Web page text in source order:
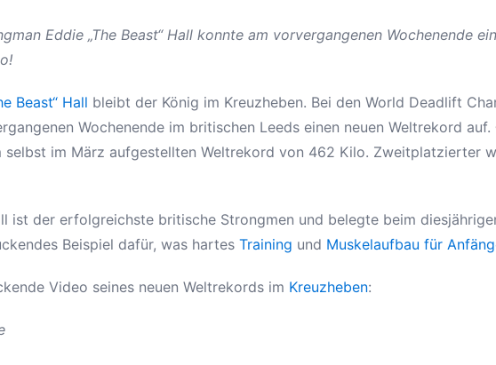
Eddie „The Beast“ Hall konnte am vorvergangenen Wochenende
Beast“ Hall bleibt der König im Kreuzheben. Bei den World Deadlift
Wochenende im britischen Leeds einen neuen Weltrekord auf.
selbst im März aufgestellten Weltrekord von 462 Kilo. Zweitplatzierter
ist der erfolgreichste britische Strongmen und belegte beim
Beispiel dafür, was hartes Training und Muskelaufbau für
Video seines neuen Weltrekords im Kreuzheben: